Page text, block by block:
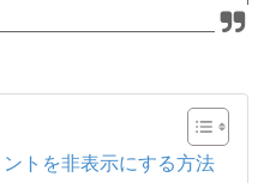
トを非表示にする方法